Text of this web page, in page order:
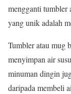
mengganti
yang unik adalah
Tumbler atau mug
menyimpan air
minuman dingin
daripada membeli